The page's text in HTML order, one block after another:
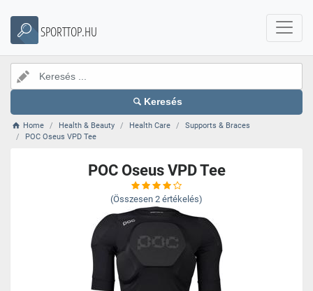
SPORTTOP.HU
Keresés
Home Health & Beauty Health Care
Supports & Braces
POC Oseus VPD Tee
POC Oseus VPD Tee
(Összesen 2 értékelés)